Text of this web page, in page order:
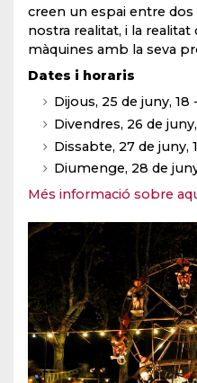
creen un espai entre
nostra realitat, i la realitat
màquines amb la seva
Dates i horaris
Dijous, 25 de juny, 18
Divendres, 26 de
Dissabte, 27 de juny,
Diumenge, 28 de
Més informació sobre